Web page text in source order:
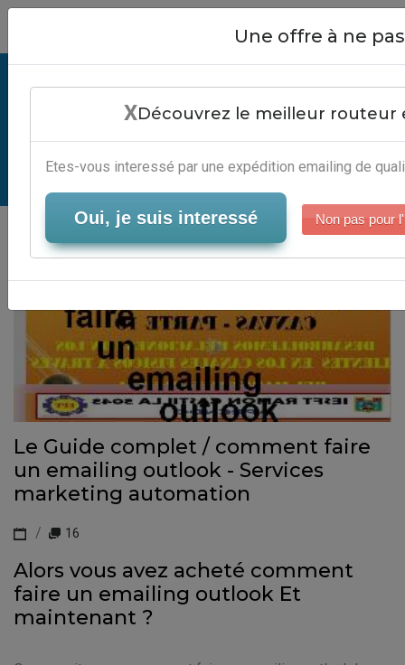
Comment Faire Un Emailing
Outlook - Outils Marketing Par
Email
Serveur-Emailing
Le Guide complet / comment faire
un emailing outlook - Services
marketing automation
16
Alors vous avez acheté comment
faire un emailing outlook Et
maintenant ?
Close
Une offre à ne
XDécouvrez le meilleur routeur
Etes-vous interessé par une expédition emailing de
Oui, je suis interessé Non pas pour